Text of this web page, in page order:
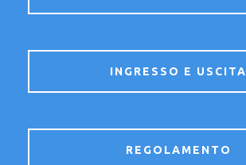
INGRESSO E USCITA
REGOLAMENTO